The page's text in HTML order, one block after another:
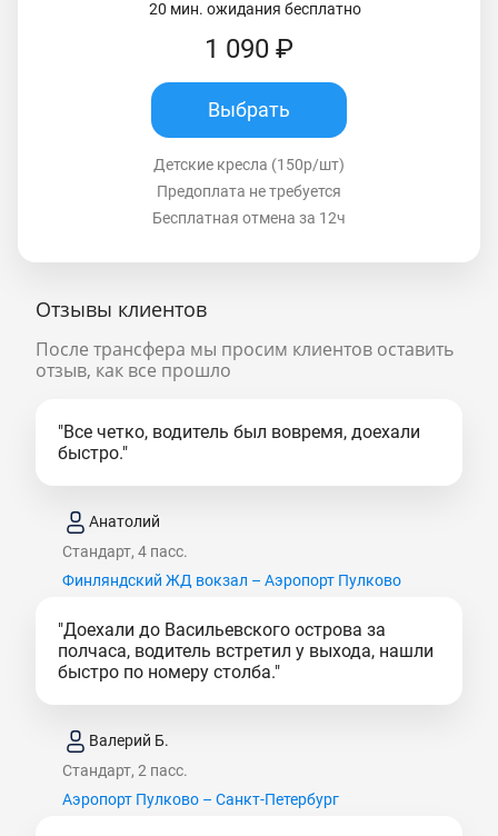
20 мин. ожидания бесплатно
1 090 ₽
Выбрать
Детские кресла (150р/шт)
Предоплата не требуется
Бесплатная отмена за 12ч
Отзывы клиентов
После трансфера мы просим клиентов оставить
отзыв, как все прошло
"Все четко, водитель был вовремя, доехали
быстро."
Анатолий
Стандарт, 4 пасс.
Финляндский ЖД вокзал – Аэропорт Пулково
"Доехали до Васильевского острова за
полчаса, водитель встретил у выхода, нашли
быстро по номеру столба."
Валерий Б.
Стандарт, 2 пасс.
Аэропорт Пулково – Санкт-Петербург